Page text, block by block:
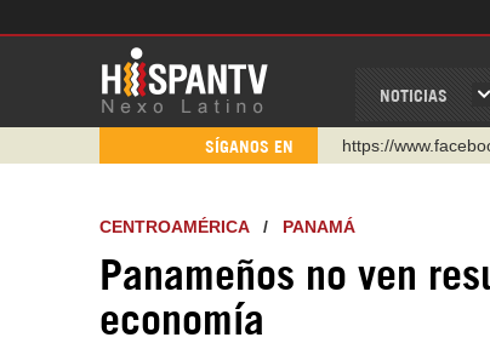
NOTICIAS
SÍGANOS EN https://
https://
https://t.me/
https://
CENTROAMÉRICA/ PANAMÁ
Panameños no ven
economía